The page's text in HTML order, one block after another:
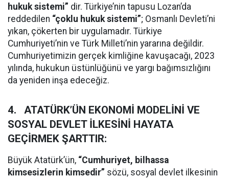
hukuk sistemi” dir. Türkiye’nin tapusu Lozan’da
reddedilen “çoklu hukuk sistemi”; Osmanlı Devleti’ni
yıkan, çökerten bir uygulamadır. Türkiye
Cumhuriyeti’nin ve Türk Milleti’nin yararına değildir.
Cumhuriyetimizin gerçek kimliğine kavuşacağı, 2023
yılında, hukukun üstünlüğünü ve yargı bağımsızlığını
da yeniden inşa edeceğiz.
4. ATATÜRK’ÜN EKONOMİ MODELİNİ VE
SOSYAL DEVLET İLKESİNİ HAYATA
GEÇİRMEK ŞARTTIR:
Büyük Atatürk’ün, “Cumhuriyet, bilhassa
kimsesizlerin kimsedir” sözü, sosyal devlet ilkesinin